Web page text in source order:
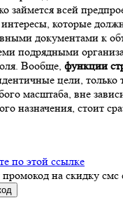
всей
которые
документами к
подрядными
Вообще, функции
цели, только
масштаба, вне
назначения, стоит
по этой ссылке
на скидку смс